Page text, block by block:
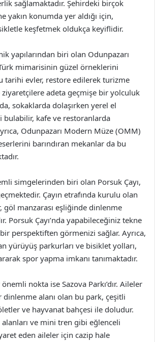
sağlamaktadır. Şehirdeki birçok
yakın konumda yer aldığı için,
keşfetmek oldukça keyiflidir.
yapılarından biri olan Odunpazarı
mimarisinin güzel örneklerini
tarihi evler, restore edilerek turizme
ziyaretçilere adeta geçmişe bir yolculuk
sokaklarda dolaşırken yerel el
bulabilir, kafe ve restoranlarda
Odunpazarı Modern Müze (OMM)
barındıran mekanlar da bu
simgelerinden biri olan Porsuk Çayı,
Çayın etrafında kurulu olan
göl manzarası eşliğinde dinlenme
Porsuk Çayı’nda yapabileceğiniz tekne
perspektiften görmenizi sağlar. Ayrıca,
yürüyüş parkurları ve bisiklet yolları,
spor yapma imkanı tanımaktadır.
nokta ise Sazova Parkı’dır. Aileler
alanı olan bu park, çeşitli
ve hayvanat bahçesi ile doludur.
ve mini tren gibi eğlenceli
eden aileler için cazip hale